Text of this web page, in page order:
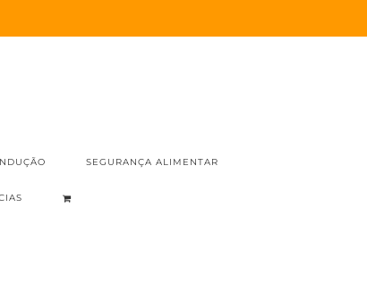
SEGURANÇA ALIMENTAR